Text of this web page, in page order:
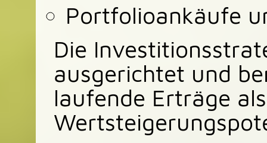
Portfolioankäufe
Die
ausgerichtet und
laufende Erträge